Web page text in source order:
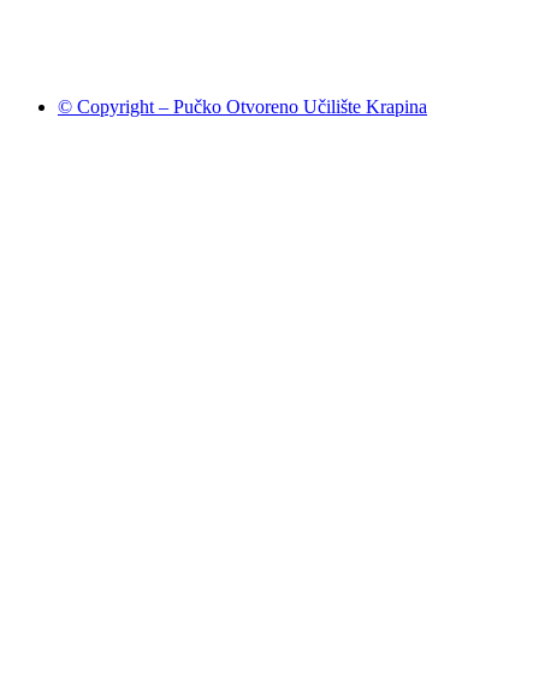
© Copyright – Pučko Otvoreno Učilište Krapina